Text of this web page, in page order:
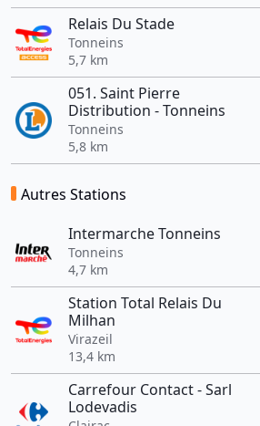
Relais Du Stade
Tonneins
5,7 km
051. Saint Pierre
Distribution - Tonneins
Tonneins
5,8 km
Autres Stations
Intermarche Tonneins
Tonneins
4,7 km
Station Total Relais Du
Milhan
Virazeil
13,4 km
Carrefour Contact - Sarl
Lodevadis